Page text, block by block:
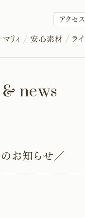
アクセス
news
お知らせ／